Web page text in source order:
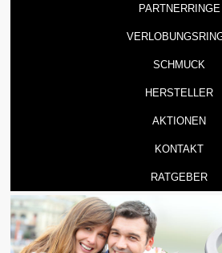
PARTNERRINGE
SCHMUCK
HERSTELLER
AKTIONEN
KONTAKT
RATGEBER